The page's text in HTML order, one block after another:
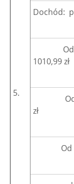
5.
Dochód:
Od 100
1010,99 zł
Od 150
zł
Od 200